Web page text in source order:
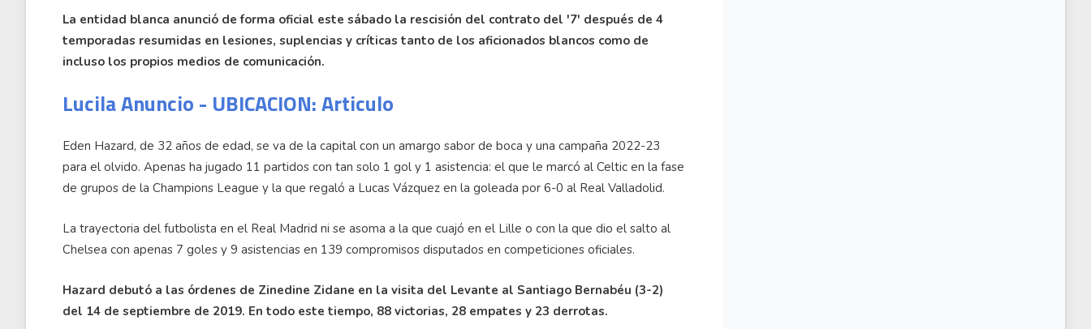
La entidad blanca anunció de forma oficial este sábado la rescisión del contrato del '7' después de 4
temporadas resumidas en lesiones, suplencias y críticas tanto de los aficionados blancos como de
incluso los propios medios de comunicación.
Lucila Anuncio - UBICACION: Articulo
Eden Hazard, de 32 años de edad, se va de la capital con un amargo sabor de boca y una campaña 2022-23
para el olvido. Apenas ha jugado 11 partidos con tan solo 1 gol y 1 asistencia: el que le marcó al Celtic en la fase
de grupos de la Champions League y la que regaló a Lucas Vázquez en la goleada por 6-0 al Real Valladolid.
La trayectoria del futbolista en el Real Madrid ni se asoma a la que cuajó en el Lille o con la que dio el salto al
Chelsea con apenas 7 goles y 9 asistencias en 139 compromisos disputados en competiciones oficiales.
Hazard debutó a las órdenes de Zinedine Zidane en la visita del Levante al Santiago Bernabéu (3-2)
del 14 de septiembre de 2019. En todo este tiempo, 88 victorias, 28 empates y 23 derrotas.